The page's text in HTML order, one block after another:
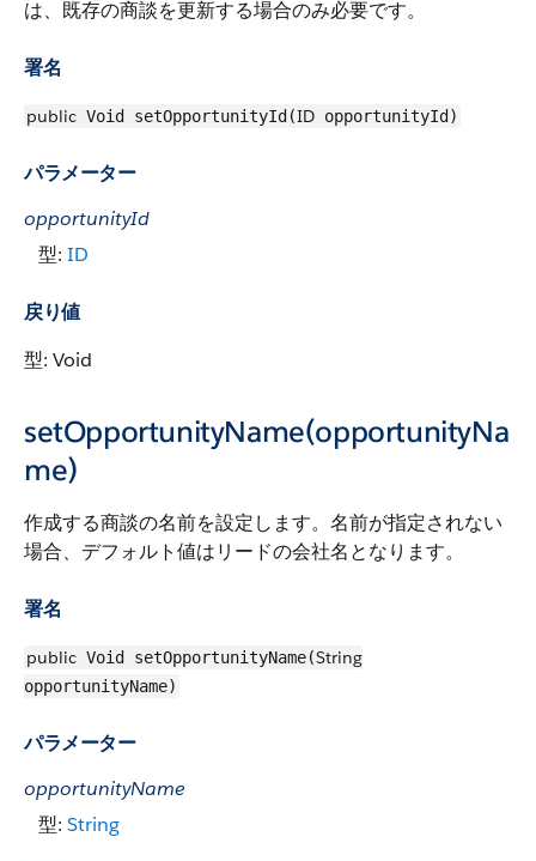
は、既存の商談を更新する場合のみ必要です。
署名
public Void setOpportunityId(ID opportunityId)
パラメーター
opportunityId
型: ID
戻り値
型: Void
setOpportunityName(opportunityNa
me)
作成する商談の名前を設定します。名前が指定されない
場合、デフォルト値はリードの会社名となります。
署名
public Void setOpportunityName(String
opportunityName)
パラメーター
opportunityName
型: String